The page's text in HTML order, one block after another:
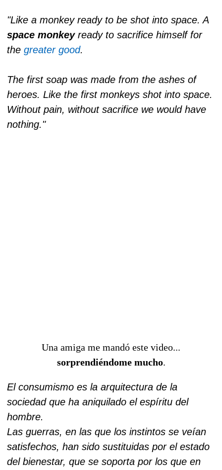
"Like a monkey ready to be shot into space. A
space monkeyready to sacrifice himself for
the greater good.
The first soap was made from the ashes of
heroes. Like the first monkeys shot into space.
Without pain, without sacrifice we would have
nothing."
Una amiga me mandó este video...
sorprendiéndome mucho.
El consumismo es la arquitectura de la
sociedad que ha aniquilado el espíritu del
hombre.
Las guerras, en las que los instintos se veían
satisfechos, han sido sustituidas por el estado
del bienestar, que se soporta por los que en